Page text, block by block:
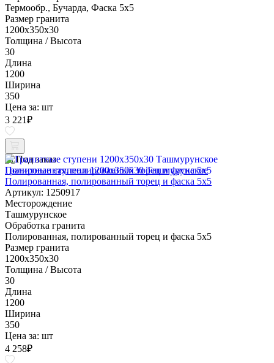
Термообр., Бучарда, Фаска 5x5
Размер гранита
1200x350x30
Толщина / Высота
30
Длина
1200
Ширина
350
Цена за: шт
3 221₽
Под заказ
Гранитные ступени 1200x350x30 Ташмурунское
Полированная, полированный торец и фаска 5x5
Артикул: 1250917
Месторождение
Ташмурунское
Обработка гранита
Полированная, полированный торец и фаска 5x5
Размер гранита
1200x350x30
Толщина / Высота
30
Длина
1200
Ширина
350
Цена за: шт
4 258₽